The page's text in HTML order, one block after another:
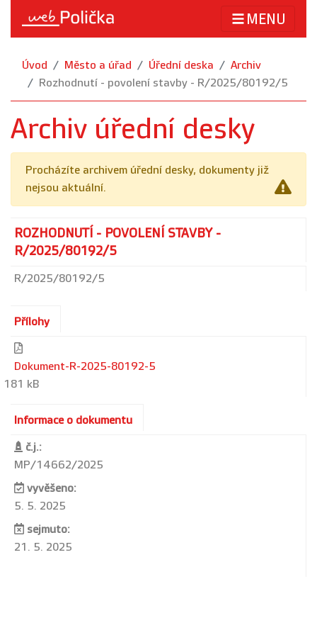
MENU
Úvod Město a úřad Úřední deska
Archiv
Rozhodnutí - povolení stavby - R/2025/80192/5
Archiv úřední desky
Procházíte archivem úřední desky, dokumenty již
nejsou aktuální.
ROZHODNUTÍ - POVOLENÍ STAVBY -
R/2025/80192/5
R/2025/80192/5
Přílohy
Dokument-R-2025-80192-5
181 kB
Informace o dokumentu
č.j.:
MP/14662/2025
vyvěšeno:
5. 5. 2025
sejmuto:
21. 5. 2025